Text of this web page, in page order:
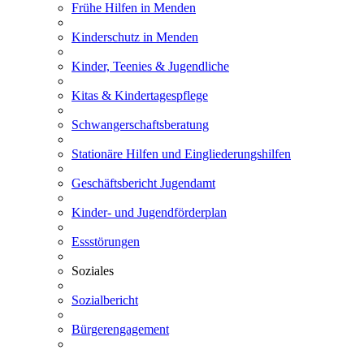
Frühe Hilfen in Menden
Kinderschutz in Menden
Kinder, Teenies & Jugendliche
Kitas & Kindertagespflege
Schwangerschaftsberatung
Stationäre Hilfen und Eingliederungshilfen
Geschäftsbericht Jugendamt
Kinder- und Jugendförderplan
Essstörungen
Soziales
Sozialbericht
Bürgerengagement